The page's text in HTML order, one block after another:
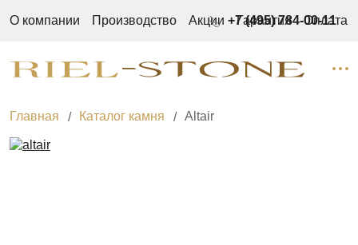
О компании Производство Акции Гарантия Оплата
+7 (495) 784-00-11
Главная Каталог камня Altair